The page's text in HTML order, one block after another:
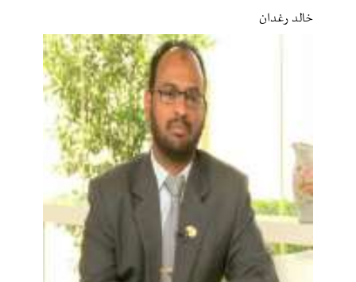
خالد رغدان